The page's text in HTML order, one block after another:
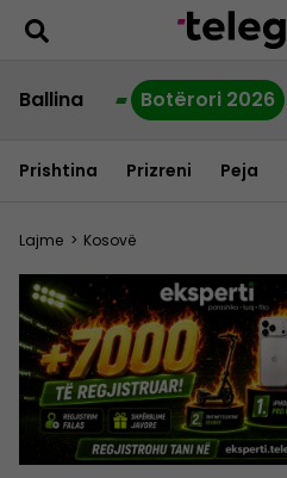
Ballina Botërori 2026
Prishtina Prizreni Peja
Lajme > Kosovë